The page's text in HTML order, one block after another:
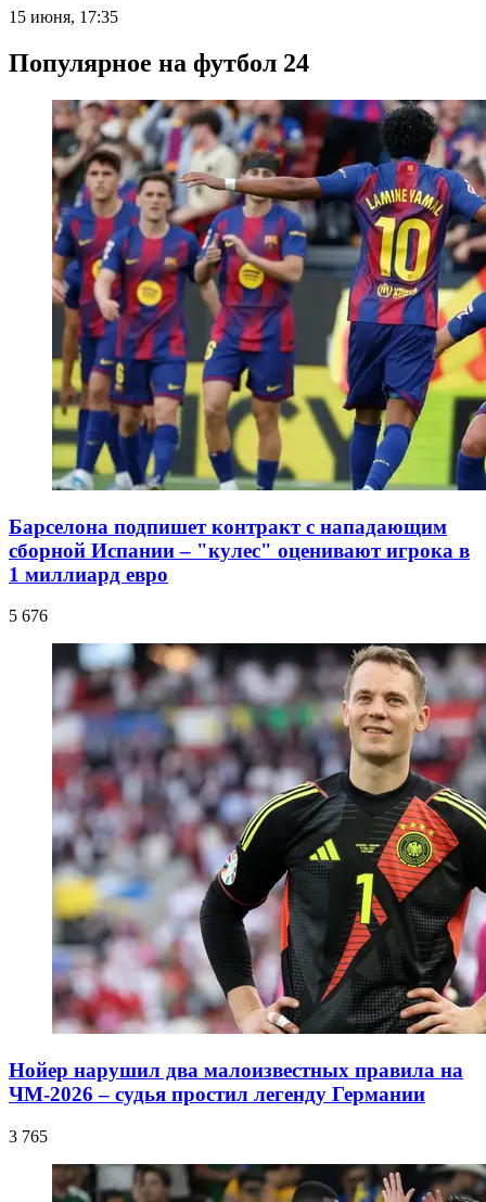
15 июня, 17:35
Популярное на футбол 24
Барселона подпишет контракт с нападающим
сборной Испании – "кулес" оценивают игрока в
1 миллиард евро
5 676
Нойер нарушил два малоизвестных правила на
ЧМ-2026 – судья простил легенду Германии
3 765